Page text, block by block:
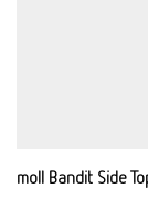
moll Bandit Side